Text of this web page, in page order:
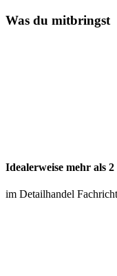
Was du mitbringst
Idealerweise mehr als
im Detailhandel